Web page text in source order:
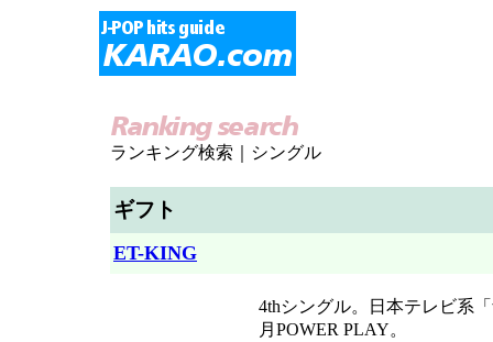
ランキング検索｜シングル
ギフト
ET-KING
4thシングル。日本テレビ系
月POWER PLAY。